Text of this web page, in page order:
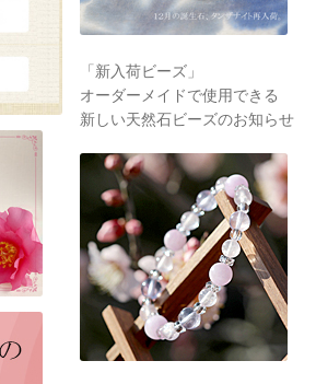
「新入荷ビーズ」
オーダーメイドで使用できる
新しい天然石ビーズのお知らせ